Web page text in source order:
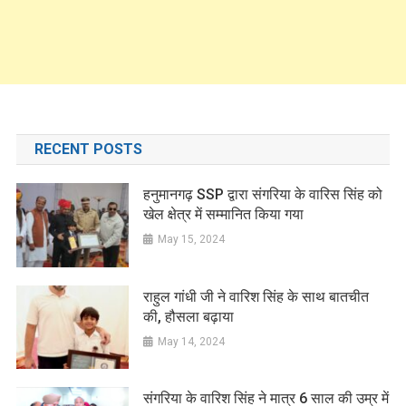
RECENT POSTS
हनुमानगढ़ SSP द्वारा संगरिया के वारिस सिंह को
खेल क्षेत्र में सम्मानित किया गया
May 15, 2024
राहुल गांधी जी ने वारिश सिंह के साथ बातचीत
की, हौसला बढ़ाया
May 14, 2024
संगरिया के वारिश सिंह ने मात्र 6 साल की उम्र में